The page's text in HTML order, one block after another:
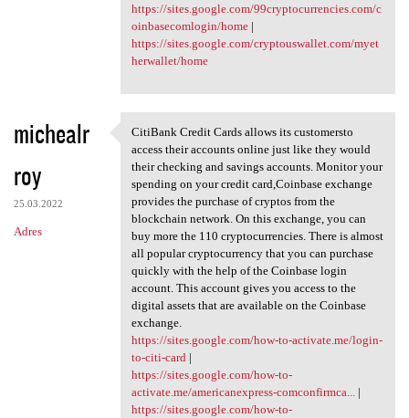
https://sites.google.com/99cryptocurrencies.com/c
oinbasecomlogin/home|
https://sites.google.com/cryptouswallet.com/myet
herwallet/home
michealr
roy
25.03.2022
Adres
CitiBank Credit Cards allows
CitiBank Credit Cards allows its customersto
access their accounts online just like they would
their checking and savings accounts. Monitor your
spending on your credit card,Coinbase exchange
provides the purchase of cryptos from the
blockchain network. On this exchange, you can
buy more the 110 cryptocurrencies. There is almost
all popular cryptocurrency that you can purchase
quickly with the help of the Coinbase login
account. This account gives you access to the
digital assets that are available on the Coinbase
exchange.
https://sites.google.com/how-to-activate.me/login-
to-citi-card|
https://sites.google.com/how-to-
activate.me/americanexpress-comconfirmca...|
https://sites.google.com/how-to-